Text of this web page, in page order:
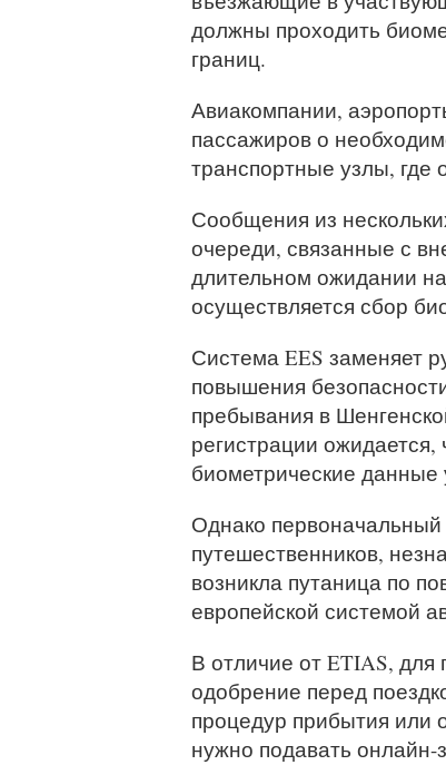
должны проходить
границ.
Авиакомпании,
пассажиров о
транспортные узлы, где
Сообщения из
очереди, связанные с
длительном ожидании на
осуществляется сбор
Система EES заменяет
повышения
пребывания в
регистрации
биометрические данные
Однако первоначальный
путешественников,
возникла путаница по
европейской системой
В отличие от ETIAS, для
одобрение перед
процедур прибытия или
нужно подавать онлайн-